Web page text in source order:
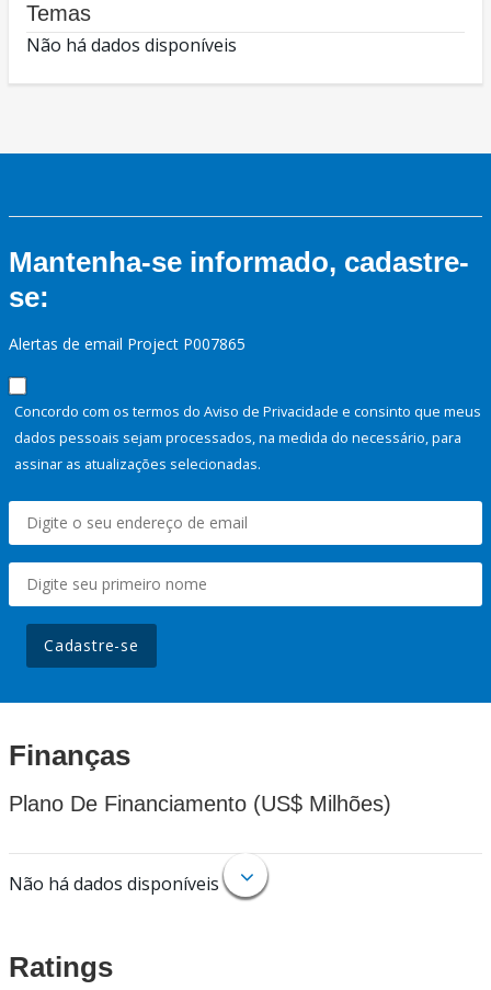
Temas
Não há dados disponíveis
Mantenha-se informado, cadastre-
se:
Alertas de email Project P007865
Concordo com os termos do Aviso de Privacidade e consinto que meus
dados pessoais sejam processados, na medida do necessário, para
assinar as atualizações selecionadas.
Cadastre-se
Finanças
Plano De Financiamento (US$ Milhões)
Não há dados disponíveis
Ratings